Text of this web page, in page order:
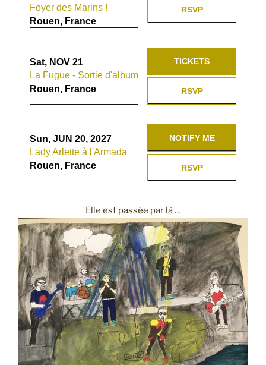
Foyer des Marins !
Rouen, France
RSVP
Sat, NOV 21
La Fugue - Sortie d'album
Rouen, France
RSVP
TICKETS
Sun, JUN 20, 2027
Lady Arlette à l'Armada
Rouen, France
RSVP
NOTIFY ME
Elle est passée par là …